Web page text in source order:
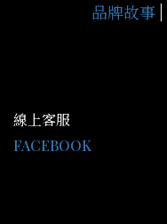
品牌故事
線上客服
FACEBOOK